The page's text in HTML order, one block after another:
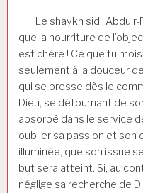
Le shaykh sidi ‘Abdu r-
que la nourriture de
est chère ! Ce que tu
seulement à la douceur
qui se presse dès le
Dieu, se détournant de
absorbé dans le service
oublier sa passion et son
illuminée, que son issue
but sera atteint. Si, au
néglige sa recherche de